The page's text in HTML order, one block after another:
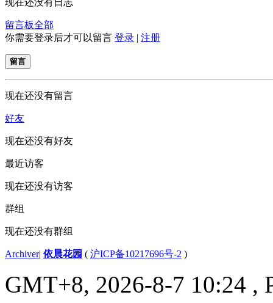
留言板全部
你需要登录后才可以留言 登录 | 注册
留言
现在还没有留言
好友
现在还没有好友
最近访客
现在还没有访客
群组
现在还没有群组
Archiver| 依晨花园 ( 沪ICP备10217696号-2 )
GMT+8, 2026-8-7 10:24 ,